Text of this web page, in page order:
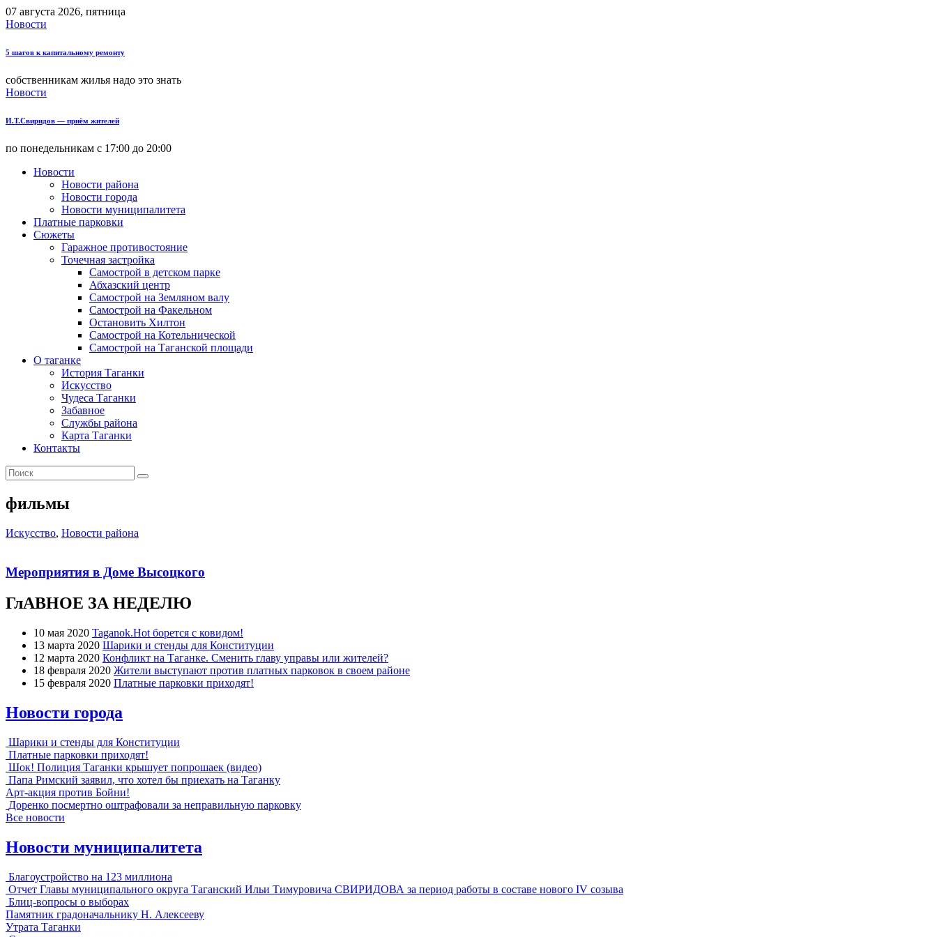
07 августа 2026, пятница
Новости
5 шагов к капитальному ремонту
собственникам жилья надо это знать
Новости
И.Т.Свиридов — приём жителей
по понедельникам с 17:00 до 20:00
Новости
Новости района
Новости города
Новости муниципалитета
Платные парковки
Сюжеты
Гаражное противостояние
Точечная застройка
Самострой в детском парке
Абхазский центр
Самострой на Земляном валу
Самострой на Факельном
Остановить Хилтон
Самострой на Котельнической
Самострой на Таганской площади
О таганке
История Таганки
Искусство
Чудеса Таганки
Забавное
Службы района
Карта Таганки
Контакты
фильмы
Искусство, Новости района
Мероприятия в Доме Высоцкого
ГлАВНОЕ ЗА НЕДЕЛЮ
10 мая 2020 Taganok.Hot борется с ковидом!
13 марта 2020 Шарики и стенды для Конституции
12 марта 2020 Конфликт на Таганке. Сменить главу управы или жителей?
18 февраля 2020 Жители выступают против платных парковок в своем районе
15 февраля 2020 Платные парковки приходят!
Новости города
Шарики и стенды для Конституции
Платные парковки приходят!
Шок! Полиция Таганки крышует попрошаек (видео)
Папа Римский заявил, что хотел бы приехать на Таганку
Арт-акция против Бойни!
Доренко посмертно оштрафовали за неправильную парковку
Все новости
Новости муниципалитета
Благоустройство на 123 миллиона
Отчет Главы муниципального округа Таганский Ильи Тимуровича СВИРИДОВА за период работы в составе нового IV созыва
Блиц-вопросы о выборах
Памятник градоначальнику Н. Алексееву
Утрата Таганки